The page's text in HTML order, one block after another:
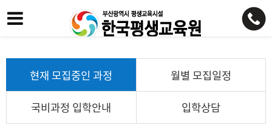
현재 모집중인 과정 월별 모집일정
국비과정 입학안내 입학상담